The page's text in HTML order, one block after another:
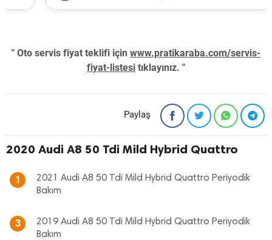
" Oto servis fiyat teklifi için www.pratikaraba.com/servis-
fiyat-listesi tıklayınız. "
Paylaş
2020 Audi A8 50 Tdi Mild Hybrid Quattro
1
2021 Audi A8 50 Tdi Mild Hybrid Quattro Periyodik
Bakım
3
2019 Audi A8 50 Tdi Mild Hybrid Quattro Periyodik
Bakım